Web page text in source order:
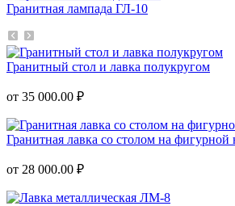
Гранитная лампада ГЛ-10
Гранитный стол и лавка полукругом
от 35 000.00 ₽
Гранитная лавка со столом на фигурной
от 28 000.00 ₽